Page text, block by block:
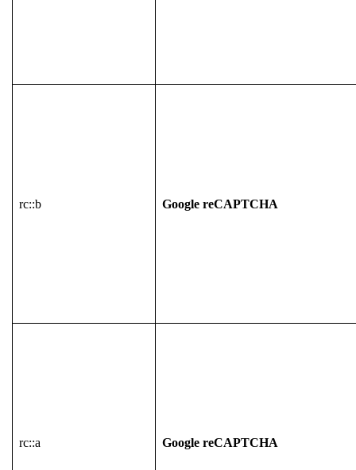
rc::b Google reCAPTCHA
rc::a Google reCAPTCHA